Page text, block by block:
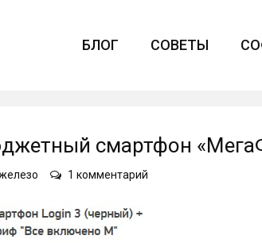
БЛОГ СОВЕТЫ
смартфон
1 комментарий